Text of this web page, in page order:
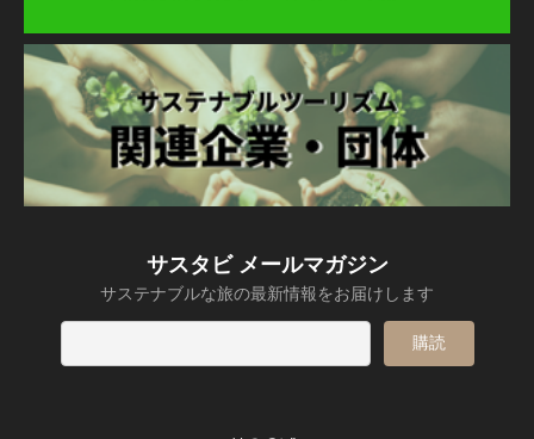
サスタビ メールマガジン
サステナブルな旅の最新情報をお届けします